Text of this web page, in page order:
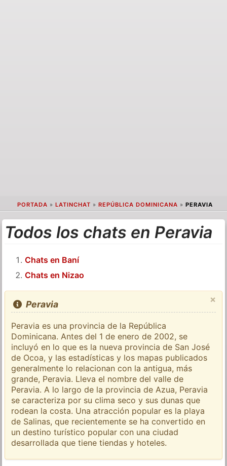
PORTADA » LATINCHAT » REPÚBLICA DOMINICANA » PERAVIA
Todos los chats en Peravia
Chats en Baní
Chats en Nizao
×
Peravia
Peravia es una provincia de la República
Dominicana. Antes del 1 de enero de 2002, se
incluyó en lo que es la nueva provincia de San José
de Ocoa, y las estadísticas y los mapas publicados
generalmente lo relacionan con la antigua, más
grande, Peravia. Lleva el nombre del valle de
Peravia. A lo largo de la provincia de Azua, Peravia
se caracteriza por su clima seco y sus dunas que
rodean la costa. Una atracción popular es la playa
de Salinas, que recientemente se ha convertido en
un destino turístico popular con una ciudad
desarrollada que tiene tiendas y hoteles.